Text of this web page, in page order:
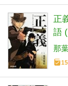
正
語
那
15